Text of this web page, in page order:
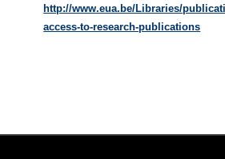
http://www.eua.be/Libraries/
access-to-research-publications